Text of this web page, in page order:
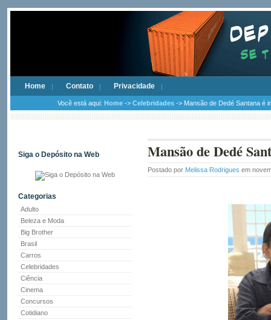
Home Contato Privacidade
Você está aqui: Home -> Celebridades -> Mansão de Dedé Santana é
Siga o Depósito na Web
Categorias
Adulto
Beleza e Moda
Big Brother
Brasil
Carros
Celebridades
Ciência
Cinema
Concursos
Cotidiano
Mansão de Dedé
Postado por Melissa Rodrigues em